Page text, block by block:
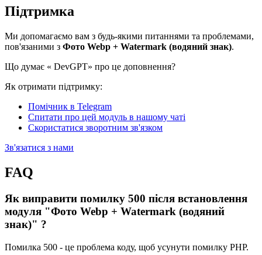
Підтримка
Ми допомагаємо вам з будь-якими питаннями та проблемами,
пов'язаними з Фото Webp + Watermark (водяний знак).
Що думає « DevGPT» про це доповнення?
Як отримати підтримку:
Помічник в Telegram
Спитати про цей модуль в нашому чаті
Скористатися зворотним зв'язком
Зв'язатися з нами
FAQ
Як виправити помилку 500 після встановлення
модуля "Фото Webp + Watermark (водяний
знак)" ?
Помилка 500 - це проблема коду, щоб усунути помилку PHP.